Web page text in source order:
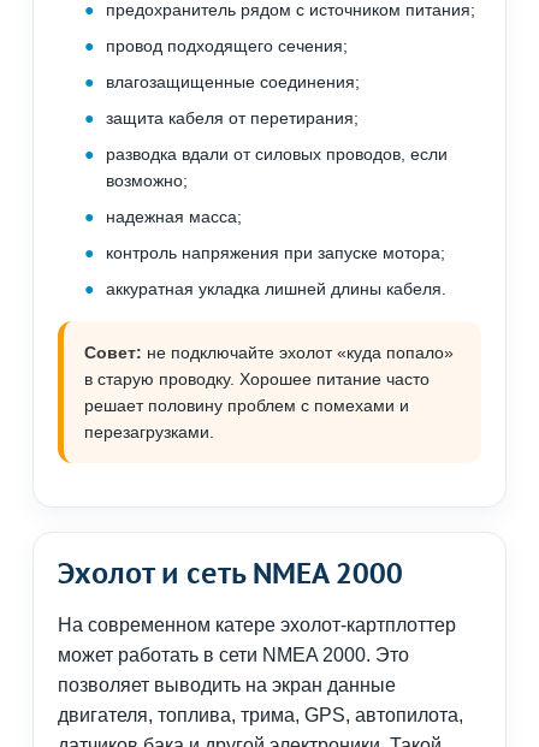
предохранитель рядом с источником питания;
провод подходящего сечения;
влагозащищенные соединения;
защита кабеля от перетирания;
разводка вдали от силовых проводов, если
возможно;
надежная масса;
контроль напряжения при запуске мотора;
аккуратная укладка лишней длины кабеля.
Совет: не подключайте эхолот «куда попало»
в старую проводку. Хорошее питание часто
решает половину проблем с помехами и
перезагрузками.
Эхолот и сеть NMEA 2000
На современном катере эхолот-картплоттер
может работать в сети NMEA 2000. Это
позволяет выводить на экран данные
двигателя, топлива, трима, GPS, автопилота,